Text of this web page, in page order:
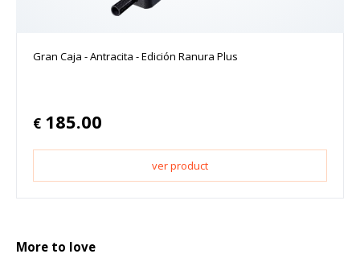
Gran Caja - Antracita - Edición Ranura Plus
€ 185.00
ver product
More to love